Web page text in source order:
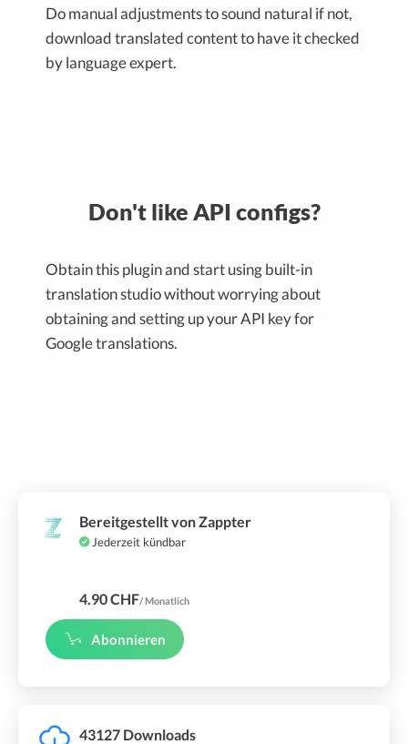
Do manual adjustments to sound natural if not,
download translated content to have it checked
by language expert.
Don't like API configs?
Obtain this plugin and start using built-in
translation studio without worrying about
obtaining and setting up your API key for
Google translations.
Bereitgestellt von Zappter
Jederzeit kündbar
4.90 CHF/ Monatlich
Abonnieren
43127 Downloads